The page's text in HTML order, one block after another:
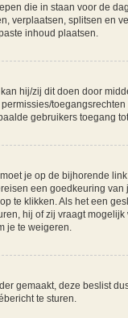
die in staan voor de
verplaatsen, splitsen en
inhoud plaatsen.
hij/zij dit doen door
gebruikers toegang
je op de bijhorende
een goedkeuring
te klikken. Als het een
hij of zij vraagt
je te weigeren.
gemaakt, deze beslist
te sturen.